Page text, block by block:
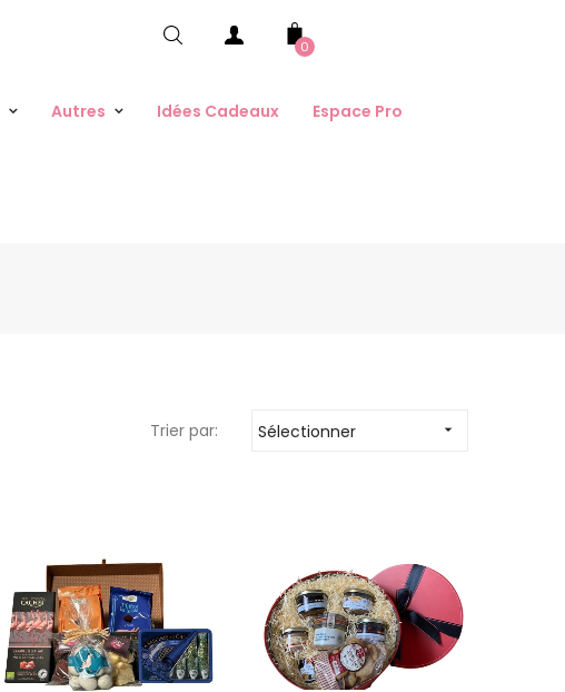
0
Autres Idées Cadeaux Espace Pro
Trier par: Sélectionner 